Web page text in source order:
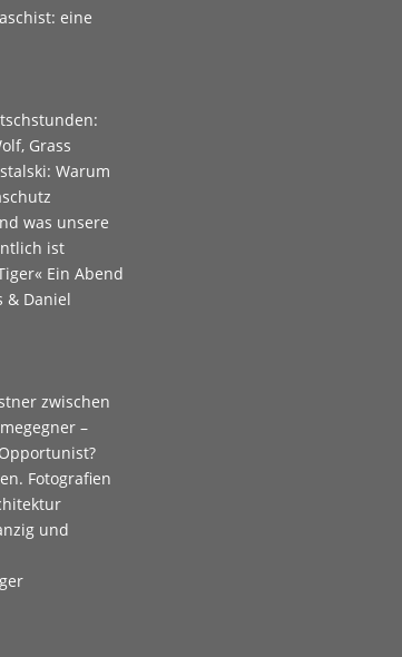
eine
Grass
Warum
was unsere
ist
Ein Abend
& Daniel
zwischen
–
Fotografien
und